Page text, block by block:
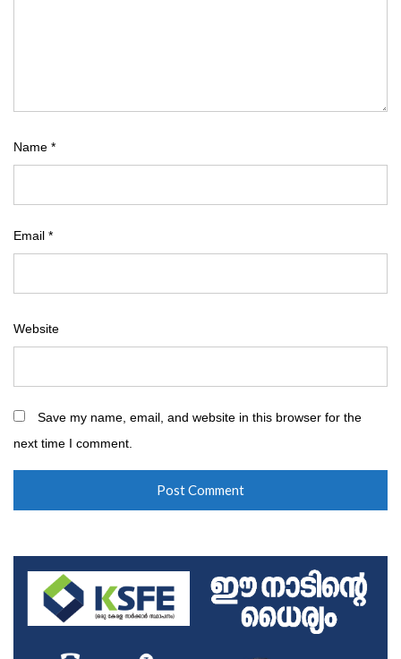
Name *
Email *
Website
Save my name, email, and website in this browser for the
next time I comment.